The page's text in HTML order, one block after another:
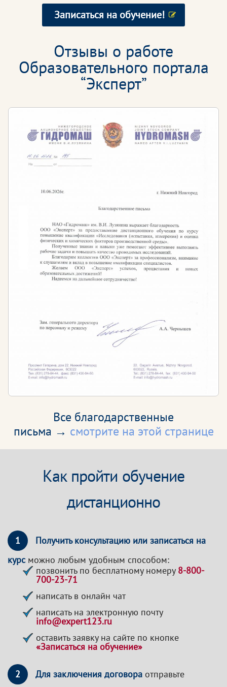
Записаться на обучение!
Отзывы о работе
Образовательного портала
“Эксперт”
Все благодарственные
письма → смотрите на этой странице
Как пройти обучение
дистанционно
1
Получить консультацию или записаться на
курсможно любым удобным способом:
позвонить по бесплатному номеру 8-800-
700-23-71
написать в онлайн чат
написать на электронную почту
info@expert123.ru
оставить заявку на сайте по кнопке
«Записаться на обучение»
2 Для заключения договора отправьте